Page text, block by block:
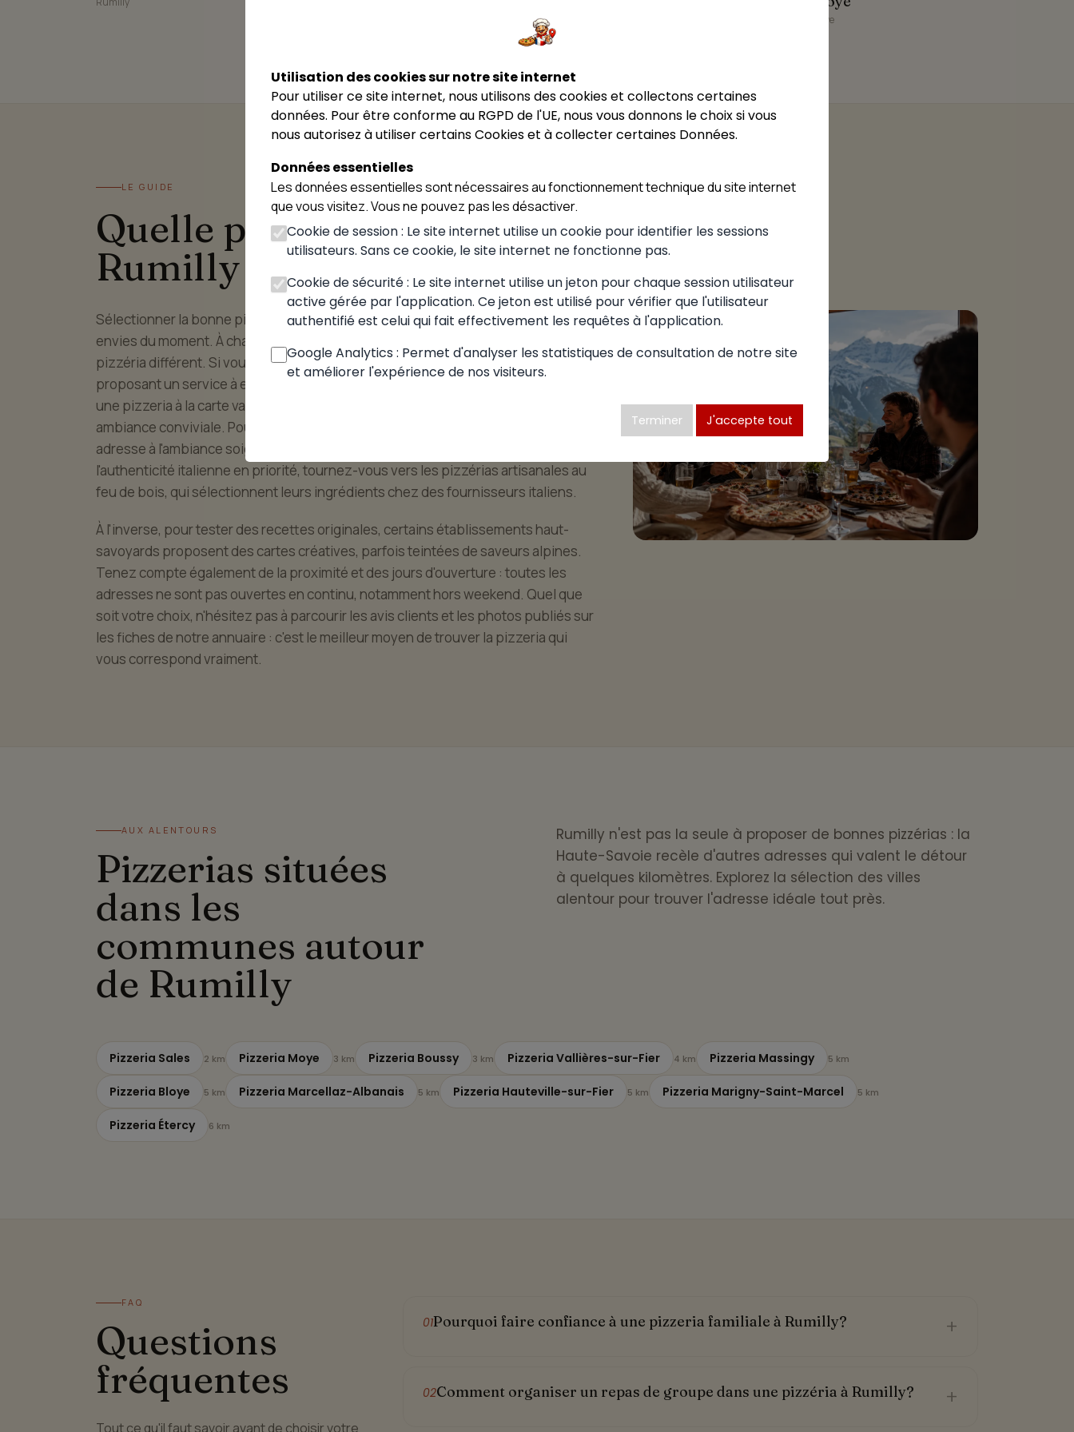
Bloye
LE GUIDE
Quelle pizzeria choisir à
Rumilly
Sélectionner la bonne pizzeria à Rumilly dépend avant tout de l'occasion et de vos
envies du moment. À chaque moment de la journée, correspond un style de
pizzéria différent. Si vous cherchez à manger vite à midi, privilégiez les adresses
proposant un service à emporter efficace. Pour un dîner en famille, choisissez
une pizzeria à la carte variée, où petits et grands trouvent leur bonheur, dans une
ambiance conviviale. Pour une soirée à deux, dirigez-vous plutôt vers une
adresse à l'ambiance soignée, où l'on aime prolonger la soirée. Si vous privilégiez
l'authenticité italienne en priorité, tournez-vous vers les pizzérias artisanales au
feu de bois, qui sélectionnent leurs ingrédients chez des fournisseurs italiens.
À l'inverse, pour tester des recettes originales, certains établissements haut-
savoyards proposent des cartes créatives, parfois teintées de saveurs alpines.
Tenez compte également de la proximité et des jours d'ouverture : toutes les
adresses ne sont pas ouvertes en continu, notamment hors weekend. Quel que
soit votre choix, n'hésitez pas à parcourir les avis clients et les photos publiés sur
les fiches de notre annuaire : c'est le meilleur moyen de trouver la pizzeria qui
vous correspond vraiment.
AUX ALENTOURS
Pizzerias situées
dans les
communes autour
de Rumilly
Rumilly n'est pas la seule à proposer de bonnes pizzérias : la
Haute-Savoie recèle d'autres adresses qui valent le détour
à quelques kilomètres. Explorez la sélection des villes
alentour pour trouver l'adresse idéale tout près.
Pizzeria Sales 2 km Pizzeria Moye 3 km Pizzeria Boussy 3 km Pizzeria Vallières-sur-Fier 4 km Pizzeria Massingy 5 km
Pizzeria Bloye 5 km Pizzeria Marcellaz-Albanais 5 km Pizzeria Hauteville-sur-Fier 5 km Pizzeria Marigny-Saint-Marcel 5 km
Pizzeria Étercy 6 km
FAQ
Questions
fréquentes
Tout ce qu'il faut savoir avant de choisir votre
01Pourquoi faire confiance à une pizzeria familiale à Rumilly? +
02Comment organiser un repas de groupe dans une pizzéria à Rumilly? +
Utilisation des cookies sur notre site internet
Pour utiliser ce site internet, nous utilisons des cookies et collectons certaines
données. Pour être conforme au RGPD de l'UE, nous vous donnons le choix si vous
nous autorisez à utiliser certains Cookies et à collecter certaines Données.
Données essentielles
Les données essentielles sont nécessaires au fonctionnement technique du site internet
que vous visitez. Vous ne pouvez pas les désactiver.
Cookie de session : Le site internet utilise un cookie pour identifier les sessions
utilisateurs. Sans ce cookie, le site internet ne fonctionne pas.
Cookie de sécurité : Le site internet utilise un jeton pour chaque session utilisateur
active gérée par l'application. Ce jeton est utilisé pour vérifier que l'utilisateur
authentifié est celui qui fait effectivement les requêtes à l'application.
Google Analytics : Permet d'analyser les statistiques de consultation de notre site
et améliorer l'expérience de nos visiteurs.
Terminer J'accepte tout